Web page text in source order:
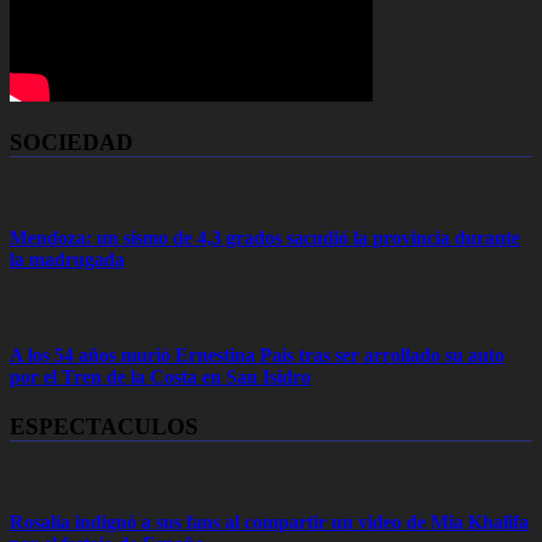
SOCIEDAD
Mendoza: un sismo de 4,3 grados sacudió la provincia durante
la madrugada
A los 54 años murió Ernestina Pais tras ser arrollado su auto
por el Tren de la Costa en San Isidro
ESPECTACULOS
Rosalía indignó a sus fans al compartir un video de Mia Khalifa